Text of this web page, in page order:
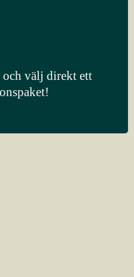
välj direkt ett